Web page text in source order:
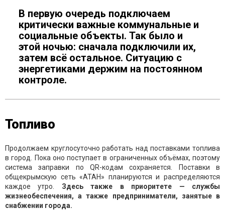
В первую очередь подключаем
критически важные коммунальные и
социальные объекты. Так было и
этой ночью: сначала подключили их,
затем всё остальное. Ситуацию с
энергетиками держим на постоянном
контроле.
Топливо
Продолжаем круглосуточно работать над поставками топлива
в город. Пока оно поступает в ограниченных объёмах, поэтому
система заправки по QR-кодам сохраняется. Поставки в
общекрымскую сеть «АТАН» планируются и распределяются
каждое утро.
Здесь также в приоритете — службы
жизнеобеспечения, а также предприниматели, занятые в
снабжении города.